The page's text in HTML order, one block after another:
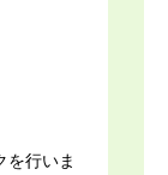
を行いま